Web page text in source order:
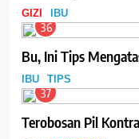
GIZI IBU
36
Bu, Ini Tips
IBU TIPS
37
Terobosan Pil